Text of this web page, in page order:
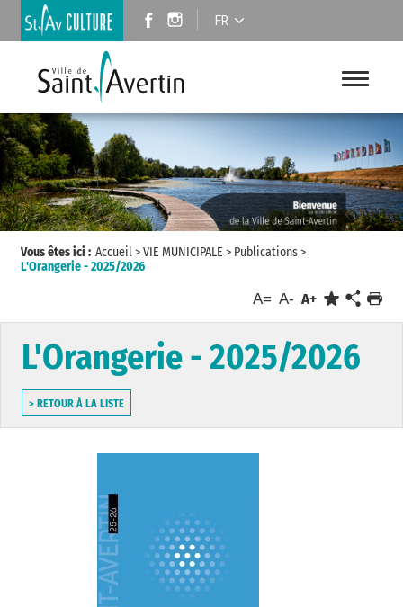
FR
Vous êtes ici : Accueil>VIE MUNICIPALE > Publications>
L'Orangerie - 2025/2026
A= A- A+
L'Orangerie - 2025/2026
> RETOUR À LA LISTE